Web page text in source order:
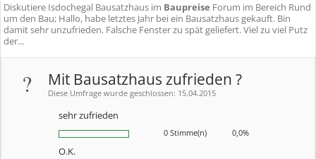
Diskutiere Isdochegal Bausatzhaus im Baupreise Forum im Bereich Rund
um den Bau; Hallo, habe letztes Jahr bei ein Bausatzhaus gekauft. Bin
damit sehr unzufrieden. Falsche Fenster zu spät geliefert. Viel zu viel Putz
der...
? Mit Bausatzhaus zufrieden ?
Diese Umfrage wurde geschlossen: 15.04.2015
sehr zufrieden
0 Stimme(n) 0,0%
O.K.